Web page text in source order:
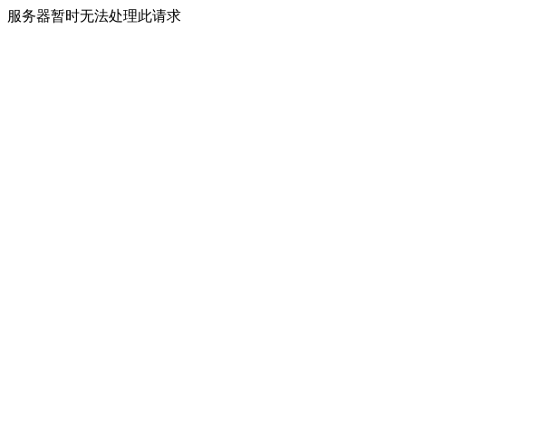
服务器暂时无法处理此请求